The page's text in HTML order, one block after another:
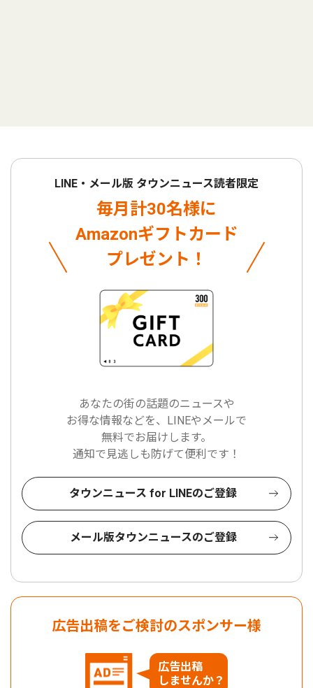
LINE・メール版 タウンニュース読者限定
毎月計30名様に
Amazonギフトカード
プレゼント！
あなたの街の話題のニュースや
お得な情報などを、LINEやメールで
無料でお届けします。
通知で見逃しも防げて便利です！
タウンニュース for LINEのご登録
メール版タウンニュースのご登録
広告出稿をご検討のスポンサー様
広告出稿
しませんか？